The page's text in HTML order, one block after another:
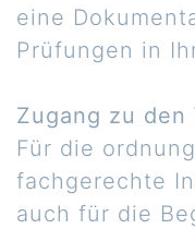
eine
Prüfungen in
Zugang zu den
Für die
fachgerechte
auch für die